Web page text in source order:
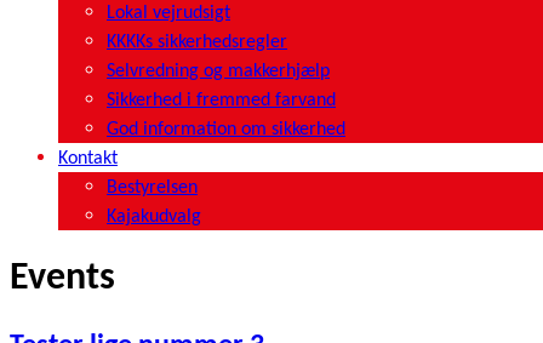
Lokal vejrudsigt
KKKKs sikkerhedsregler
Selvredning og makkerhjælp
Sikkerhed i fremmed farvand
God information om sikkerhed
Kontakt
Bestyrelsen
Kajakudvalg
Events